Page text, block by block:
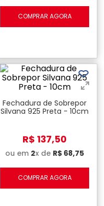
COMPRAR AGORA
Fechadura de Sobrepor
Silvana 925 Preta - 10cm
R$ 137,50
ou em 2x de R$ 68,75
COMPRAR AGORA